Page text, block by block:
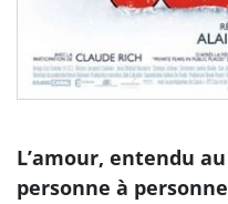
L’amour, entendu
personne à